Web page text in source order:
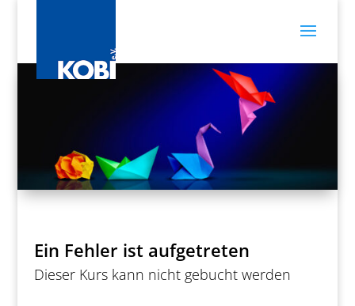
Ein Fehler ist aufgetreten
Dieser Kurs kann nicht gebucht werden